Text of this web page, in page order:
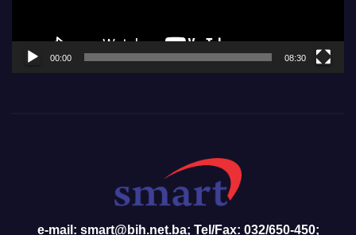
00:00 08:30
e-mail: smart@bih.net.ba; Tel/Fax: 032/650-450;